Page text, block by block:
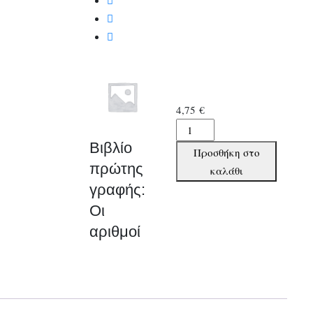
Βιβλίο
πρώτης
γραφής:
Οι
αριθμοί
4,75€
Βιβλίο
πρώτης
Οι
Προσθήκη στο
καλάθι